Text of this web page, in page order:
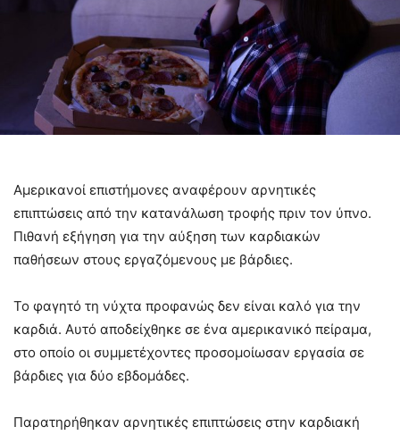
Αμερικανοί επιστήμονες αναφέρουν αρνητικές
επιπτώσεις από την κατανάλωση τροφής πριν τον ύπνο.
Πιθανή εξήγηση για την αύξηση των καρδιακών
παθήσεων στους εργαζόμενους με βάρδιες.
Το φαγητό τη νύχτα προφανώς δεν είναι καλό για την
καρδιά. Αυτό αποδείχθηκε σε ένα αμερικανικό πείραμα,
στο οποίο οι συμμετέχοντες προσομοίωσαν εργασία σε
βάρδιες για δύο εβδομάδες.
Παρατηρήθηκαν αρνητικές επιπτώσεις στην καρδιακή